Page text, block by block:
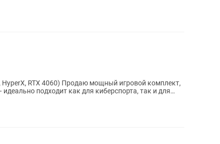
мощный игровой комплект,
подходит как для киберспорта, так и для